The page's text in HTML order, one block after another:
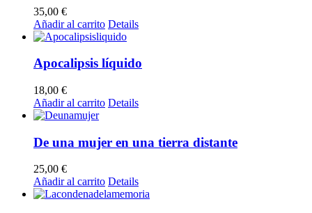
35,00 €
Añadir al carrito Details
Apocalipsis líquido
18,00 €
Añadir al carrito Details
De una mujer en una tierra distante
25,00 €
Añadir al carrito Details